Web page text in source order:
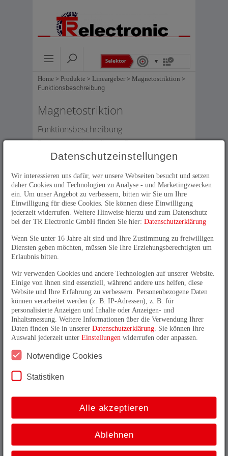
Home > Produkte > Lineargeber > Magnetostriktion >
Funktionsbeschreibung
Magnetostriktion
Funktionsbeschreibung
Die magnetostriktiven linearen Positionssensoren von
TR erfassen lineare Bewegungen und geben diese als
elektrisches Signal aus. Das Messprinzip dieser
In einem Schutzrohr ist ein magnetostriktiver Draht
(Wellenleiter) gespannt, durch den Stromimpulse
gesandt werden. Dadurch entsteht um den Draht ein
ringförmiges Magnetfeld. Als Positionssensor dient ein
berührungslos zu führender Permanent-Magnet, dessen
Magnetfeld den Wellenleiter tangiert. Am Messpunkt
treffen die beiden verschieden ausgerichteten
Magnetfelder aufeinander, wodurch dort ein
Torsionsimpuls ausgelöst wird, der sich mit konstanter
Schallgeschwindigkeit entlang des Drahtes in beide
Richtungen bewegt. Die Zeitdifferenz zwischen dem
Aussenden des Stromimpulses und der Ankunft des
Torsionsimpulses am Messwertaufnehmer im
Sensorkopf des Linearencoders setzt die
Messelektronik in ein wegproportionales Signal um
und stellt dieses als digitales oder analoges
Ausgangssignal zur Verfügung.
Datenschutzeinstellungen
Wir interessieren uns dafür, wer unsere Webseiten besucht und setzen
daher Cookies und Technologien zu Analyse - und Marketingzwecken
ein. Um unser Angebot zu verbessern, bitten wir Sie um Ihre
Einwilligung für diese Cookies. Sie können diese Einwilligung
jederzeit widerrufen. Weitere Hinweise hierzu und zum Datenschutz
bei der TR Electronic GmbH finden Sie hier:Datenschutzerklärung
Wenn Sie unter 16 Jahre alt sind und Ihre Zustimmung zu freiwilligen
Diensten geben möchten, müssen Sie Ihre Erziehungsberechtigten um
Erlaubnis bitten.
Wir verwenden Cookies und andere Technologien auf unserer Website.
Einige von ihnen sind essenziell, während andere uns helfen, diese
Website und Ihre Erfahrung zu verbessern. Personenbezogene Daten
können verarbeitet werden (z. B. IP-Adressen), z. B. für
personalisierte Anzeigen und Inhalte oder Anzeigen- und
Inhaltsmessung. Weitere Informationen über die Verwendung Ihrer
Daten finden Sie in unsererDatenschutzerklärung . Sie können Ihre
Auswahl jederzeit unterEinstellungen widerrufen oder anpassen.
Notwendige Cookies
Statistiken
Alle akzeptieren
Ablehnen